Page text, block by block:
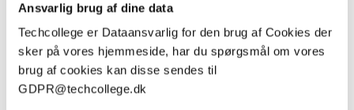
Ansvarlig brug af dine data
Techcollege er Dataansvarlig for den brug af Cookies der
sker på vores hjemmeside, har du spørgsmål om vores
brug af cookies kan disse sendes til
GDPR@techcollege.dk
Der udstedes kompetencegivende kursusbevis.
BETALINGSBETINGELSER OG
AFBUDSREGLER
OVERNATNING